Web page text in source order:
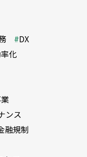
DX
化
ンス
融規制